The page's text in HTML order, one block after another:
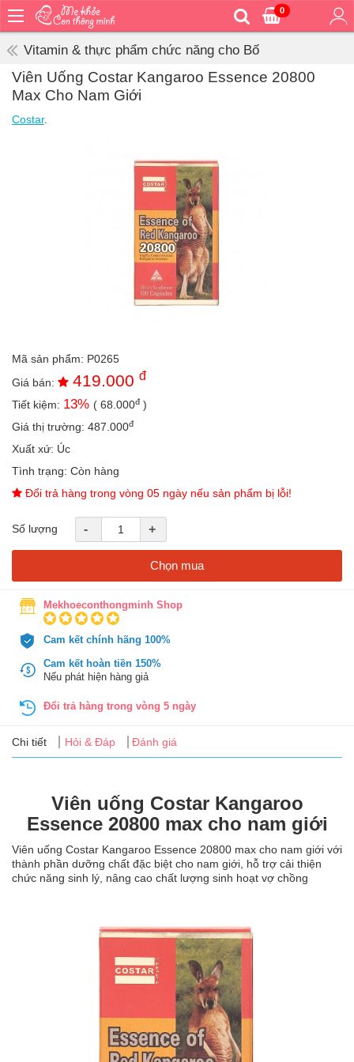
0
Bé
ăn
vệ
an
toàn
Bé
tắm
Bé
mà
học
cho
bố
dùng
nhà
Tin
Vitamin & thực phẩm chức năng cho Bố
Viên Uống Costar Kangaroo Essence 20800
Max Cho Nam Giới
Costar.
Mã sản phẩm: P0265
Giá bán:
419.000 đ
Tiết kiệm: 13% ( 68.000đ )
Giá thị trường: 487.000đ
Xuất xứ: Úc
Tình trạng: Còn hàng
Đổi trả hàng trong vòng 05 ngày nếu sản phẩm bị lỗi!
Số lượng - +
Chọn mua
Mekhoeconthongminh Shop
Cam kết chính hãng 100%
Cam kết hoàn tiền 150%
Nếu phát hiện hàng giả
Đổi trả hàng trong vòng 5 ngày
Chi tiết Hỏi & Đáp Đánh giá
Viên uống Costar Kangaroo
Essence 20800 max cho nam giới
Viên uống Costar Kangaroo Essence 20800 max cho nam giới với
thành phần dưỡng chất đặc biệt cho nam giới, hỗ trợ cải thiện
chức năng sinh lý, nâng cao chất lượng sinh hoạt vợ chồng